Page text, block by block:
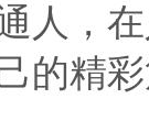
人，
的精